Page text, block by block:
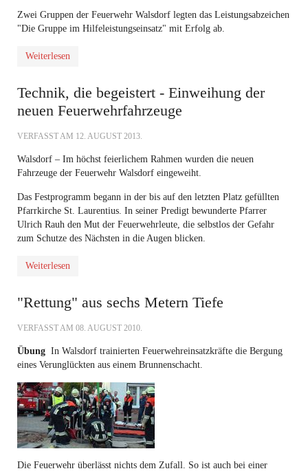
Zwei Gruppen der Feuerwehr Walsdorf legten das Leistungsabzeichen
"Die Gruppe im Hilfeleistungseinsatz" mit Erfolg ab.
Weiterlesen
Technik, die begeistert - Einweihung der
neuen Feuerwehrfahrzeuge
VERFASST AM 12. AUGUST 2013.
Walsdorf – Im höchst feierlichem Rahmen wurden die neuen
Fahrzeuge der Feuerwehr Walsdorf eingeweiht.
Das Festprogramm begann in der bis auf den letzten Platz gefüllten
Pfarrkirche St. Laurentius. In seiner Predigt bewunderte Pfarrer
Ulrich Rauh den Mut der Feuerwehrleute, die selbstlos der Gefahr
zum Schutze des Nächsten in die Augen blicken.
Weiterlesen
"Rettung" aus sechs Metern Tiefe
VERFASST AM 08. AUGUST 2010.
Übung In Walsdorf trainierten Feuerwehreinsatzkräfte die Bergung
eines Verunglückten aus einem Brunnenschacht.
Die Feuerwehr überlässt nichts dem Zufall. So ist auch bei einer